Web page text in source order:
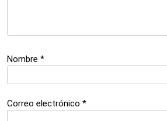
Nombre *
Correo electrónico *